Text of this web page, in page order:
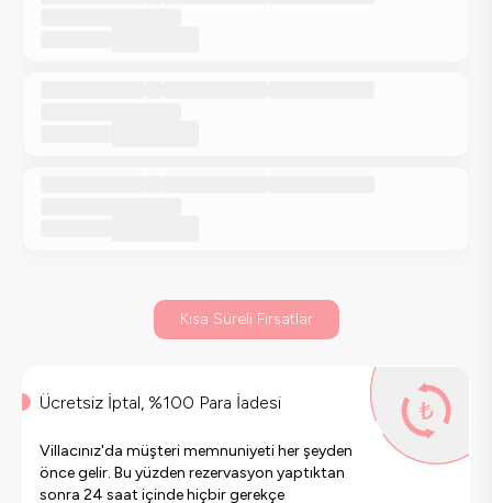
Kısa Süreli Fırsatlar
Ücretsiz İptal, %100 Para İadesi
Villacınız'da müşteri memnuniyeti her şeyden
önce gelir. Bu yüzden rezervasyon yaptıktan
sonra 24 saat içinde hiçbir gerekçe